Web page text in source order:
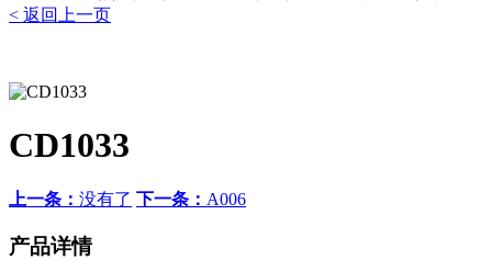
< 返回上一页
CD1033
上一条： 没有了 下一条： A006
产品详情